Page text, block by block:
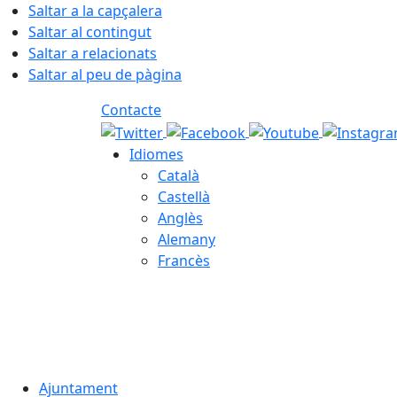
Saltar a la capçalera
Saltar al contingut
Saltar a relacionats
Saltar al peu de pàgina
Contacte
Idiomes
Català
Castellà
Anglès
Alemany
Francès
Ajuntament